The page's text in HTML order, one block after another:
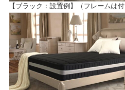
【ブラック：設置例】（フレームは付